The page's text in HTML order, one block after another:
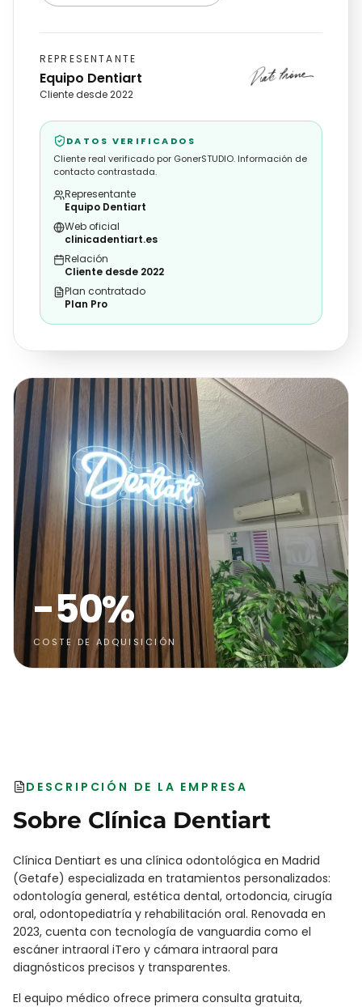
REPRESENTANTE
Equipo Dentiart
Cliente desde 2022
DATOS VERIFICADOS
Cliente real verificado por GonerSTUDIO. Información de
contacto contrastada.
Representante
Equipo Dentiart
Web oficial
clinicadentiart.es
Relación
Cliente desde 2022
Plan contratado
Plan Pro
-50%
COSTE DE ADQUISICIÓN
DESCRIPCIÓN DE LA EMPRESA
Sobre Clínica Dentiart
Clínica Dentiart es una clínica odontológica en Madrid
(Getafe) especializada en tratamientos personalizados:
odontología general, estética dental, ortodoncia, cirugía
oral, odontopediatría y rehabilitación oral. Renovada en
2023, cuenta con tecnología de vanguardia como el
escáner intraoral iTero y cámara intraoral para
diagnósticos precisos y transparentes.
El equipo médico ofrece primera consulta gratuita,